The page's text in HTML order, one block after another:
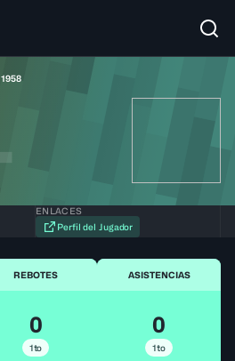
ENLACES
Perfil del Jugador
REBOTES
0
1to
ASISTENCIAS
0
1to